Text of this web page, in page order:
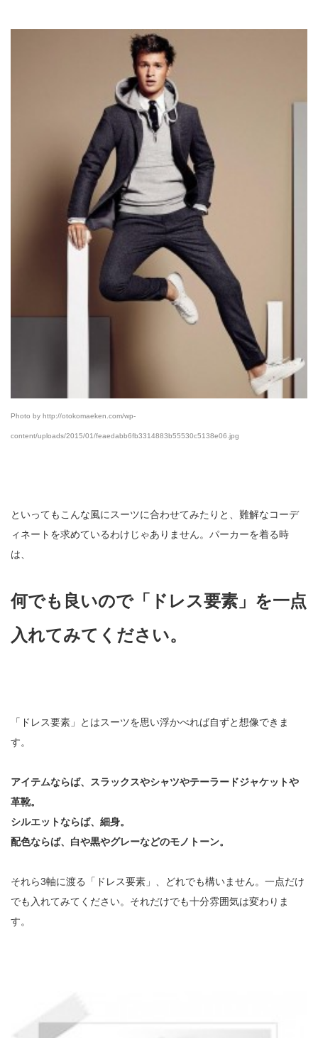
Photo by http://otokomaeken.com/wp-
content/uploads/2015/01/feaedabb6fb3314883b55530c5138e06.jpg
といってもこんな風にスーツに合わせてみたりと、難解なコーデ
ィネートを求めているわけじゃありません。パーカーを着る時
は、
何でも良いので「ドレス要素」を一点
入れてみてください。
「ドレス要素」とはスーツを思い浮かべれば自ずと想像できま
す。
アイテムならば、スラックスやシャツやテーラードジャケットや
革靴。
シルエットならば、細身。
配色ならば、白や黒やグレーなどのモノトーン。
それら3軸に渡る「ドレス要素」、どれでも構いません。一点だけ
でも入れてみてください。それだけでも十分雰囲気は変わりま
す。